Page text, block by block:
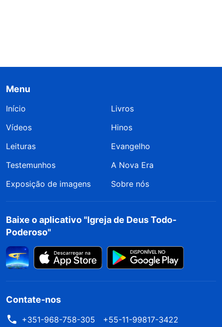
Menu
Início
Livros
Vídeos
Hinos
Leituras
Evangelho
Testemunhos
A Nova Era
Exposição de imagens
Sobre nós
Baixe o aplicativo "Igreja de Deus Todo-
Poderoso"
Contate-nos
+351-968-758-305
+55-11-99817-3422